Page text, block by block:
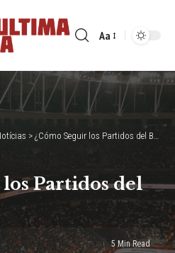
Font
Aa
> ¿Cómo Seguir los Partidos del Brasileirão?
Partidos del
5 Min Read